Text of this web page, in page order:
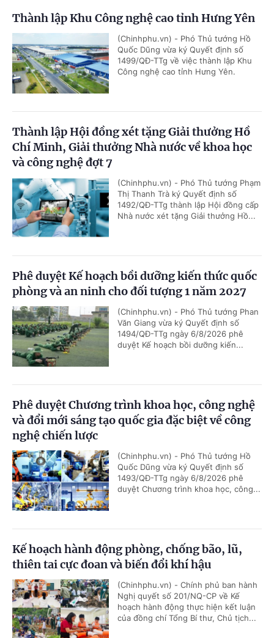
Thành lập Khu Công nghệ cao tỉnh Hưng Yên
(Chinhphu.vn) - Phó Thủ tướng Hồ
Quốc Dũng vừa ký Quyết định số
1499/QĐ-TTg về việc thành lập Khu
Công nghệ cao tỉnh Hưng Yên.
Thành lập Hội đồng xét tặng Giải thưởng Hồ
Chí Minh, Giải thưởng Nhà nước về khoa học
và công nghệ đợt 7
(Chinhphu.vn) - Phó Thủ tướng Phạm
Thị Thanh Trà ký Quyết định số
1492/QĐ-TTg thành lập Hội đồng cấp
Nhà nước xét tặng Giải thưởng Hồ...
Phê duyệt Kế hoạch bồi dưỡng kiến thức quốc
phòng và an ninh cho đối tượng 1 năm 2027
(Chinhphu.vn) - Phó Thủ tướng Phan
Văn Giang vừa ký Quyết định số
1494/QĐ-TTg ngày 6/8/2026 phê
duyệt Kế hoạch bồi dưỡng kiến...
Phê duyệt Chương trình khoa học, công nghệ
và đổi mới sáng tạo quốc gia đặc biệt về công
nghệ chiến lược
(Chinhphu.vn) - Phó Thủ tướng Hồ
Quốc Dũng vừa ký Quyết định số
1493/QĐ-TTg ngày 6/8/2026 phê
duyệt Chương trình khoa học, công...
Kế hoạch hành động phòng, chống bão, lũ,
thiên tai cực đoan và biến đổi khí hậu
(Chinhphu.vn) - Chính phủ ban hành
Nghị quyết số 201/NQ-CP về Kế
hoạch hành động thực hiện kết luận
của đồng chí Tổng Bí thư, Chủ tịch...